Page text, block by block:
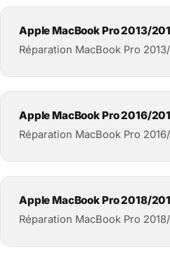
Apple MacBook Pro 2013/
Réparation MacBook Pro
Apple MacBook Pro 2016/
Réparation MacBook Pro
Apple MacBook Pro 2018/
Réparation MacBook Pro